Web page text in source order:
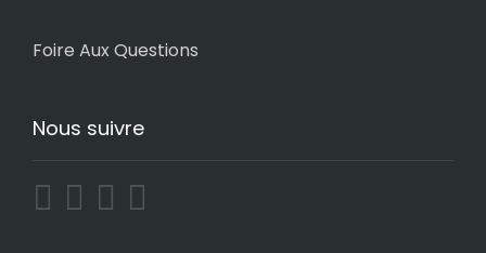
Foire Aux Questions
Nous suivre